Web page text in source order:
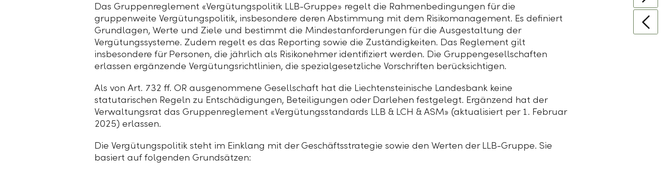
Das Gruppenreglement «Vergütungspolitik LLB-Gruppe» regelt die Rahmenbedingungen für die
gruppenweite Vergütungspolitik, insbesondere deren Abstimmung mit dem Risikomanagement. Es definiert
Grundlagen, Werte und Ziele und bestimmt die Mindestanforderungen für die Ausgestaltung der
Vergütungssysteme. Zudem regelt es das Reporting sowie die Zuständigkeiten. Das Reglement gilt
insbesondere für Personen, die jährlich als Risikonehmer identifiziert werden. Die Gruppengesellschaften
erlassen ergänzende Vergütungsrichtlinien, die spezialgesetzliche Vorschriften berücksichtigen.
Als von Art. 732 ff. OR ausgenommene Gesellschaft hat die Liechtensteinische Landesbank keine
statutarischen Regeln zu Entschädigungen, Beteiligungen oder Darlehen festgelegt. Ergänzend hat der
Verwaltungsrat das Gruppenreglement «Vergütungsstandards LLB & LCH & ASM» (aktualisiert per 1. Februar
2025) erlassen.
Die Vergütungspolitik steht im Einklang mit der Geschäftsstrategie sowie den Werten derLLB-Gruppe. Sie
basiert auf folgenden Grundsätzen: